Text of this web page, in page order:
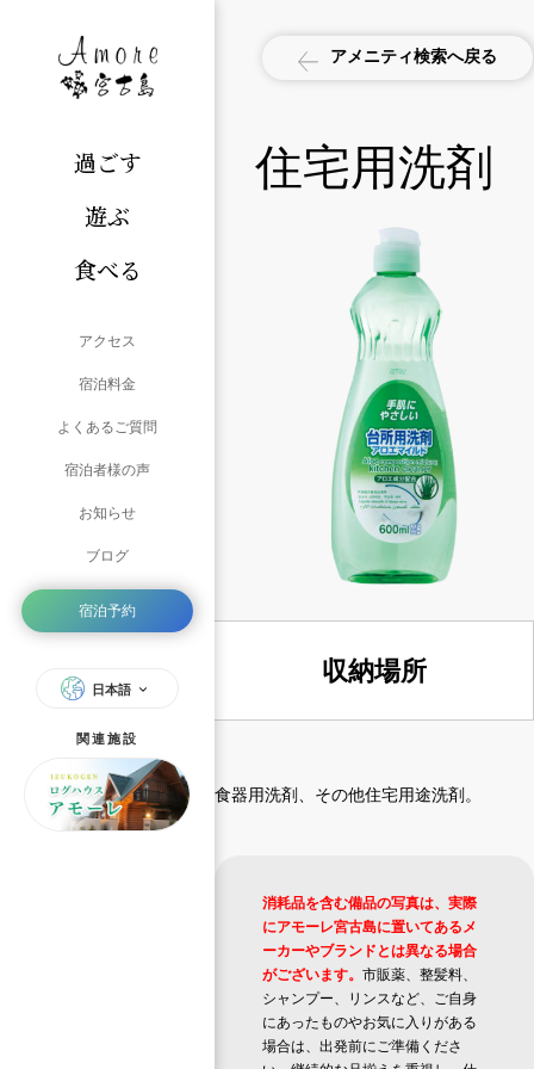
過ごす
遊ぶ
食べる
アクセス
宿泊料金
よくあるご質問
宿泊者様の声
お知らせ
ブログ
宿泊予約
日本語
関連施設
アメニティ検索へ戻る
住宅用洗剤
収納場所
食器用洗剤、その他住宅用途洗剤。
消耗品を含む備品の写真は、実際
にアモーレ宮古島に置いてあるメ
ーカーやブランドとは異なる場合
がございます。 市販薬、整髪料、
シャンプー、リンスなど、ご自身
にあったものやお気に入りがある
場合は、出発前にご準備くださ